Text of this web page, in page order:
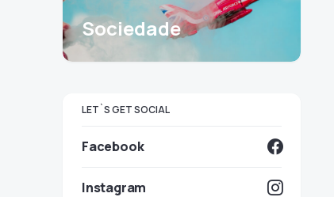
Sociedade
LET`S GET SOCIAL
Facebook
Instagram